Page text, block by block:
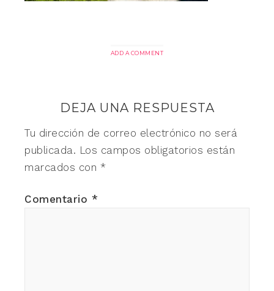
ADD A COMMENT
DEJA UNA RESPUESTA
Tu dirección de correo electrónico no será
publicada. Los campos obligatorios están
marcados con *
Comentario *